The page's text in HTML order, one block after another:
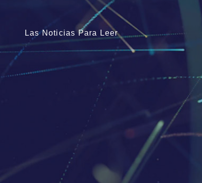
Las Noticias Para Leer